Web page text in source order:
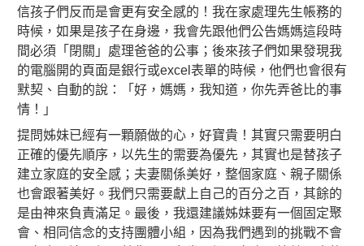
信孩子們反而是會更有安全感的！我在家處理先生帳務的
時候，如果是孩子在身邊，我會先跟他們公告媽媽這段時
間必須「閉關」處理爸爸的公事；後來孩子們如果發現我
的電腦開的頁面是銀行或excel表單的時候，他們也會很有
默契、自動的說：「好，媽媽，我知道，你先弄爸比的事
情！」
提問姊妹已經有一顆願做的心，好寶貴！其實只需要明白
正確的優先順序，以先生的需要為優先，其實也是替孩子
建立家庭的安全感；夫妻關係美好，整個家庭、親子關係
也會跟著美好。我們只需要獻上自己的百分之百，其餘的
是由神來負責滿足。最後，我還建議姊妹要有一個固定聚
會、相同信念的支持團體小組，因為我們遇到的挑戰不會